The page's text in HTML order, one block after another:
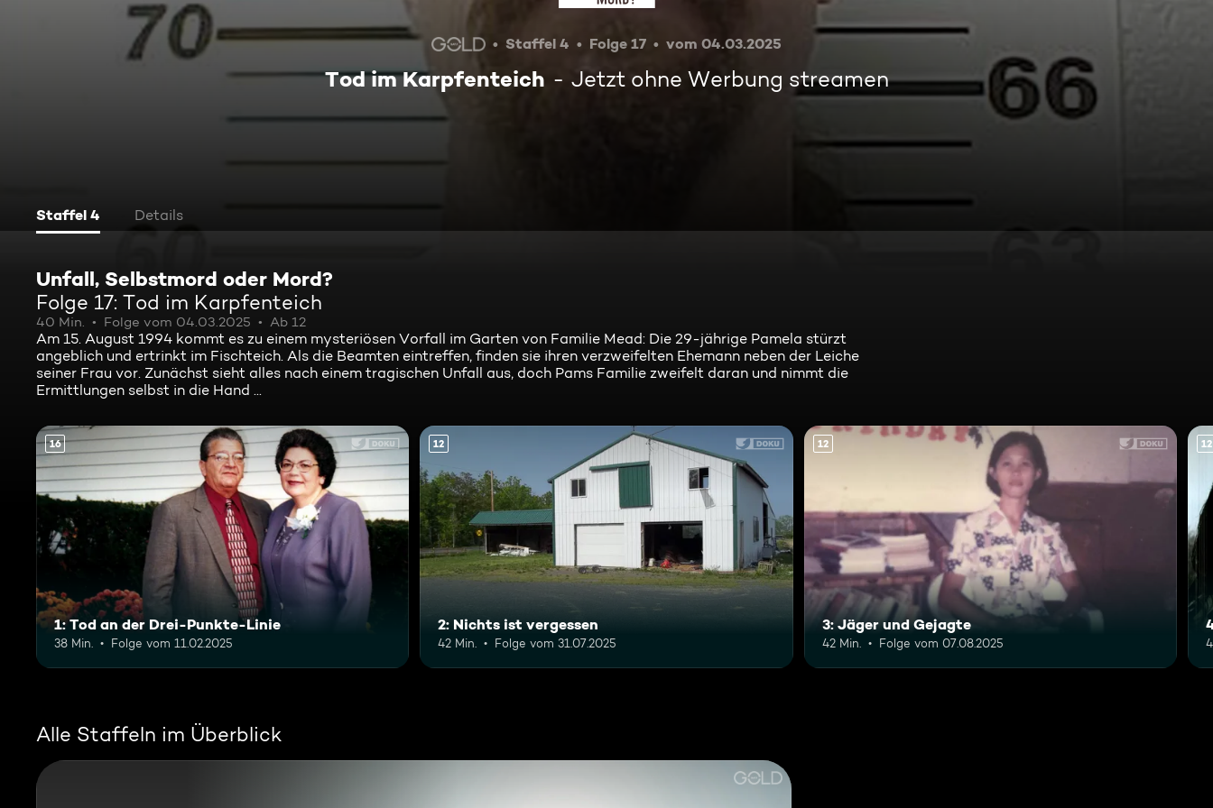
Staffel 4 Folge 17 vom 04.03.2025
Tod im Karpfenteich Jetzt ohne Werbung streamen
Staffel 4 Details
Unfall, Selbstmord oder Mord?
Folge 17: Tod im Karpfenteich
40 Min. Folge vom 04.03.2025 Ab 12
Am 15. August 1994 kommt es zu einem mysteriösen Vorfall im Garten von Familie Mead: Die 29-jährige Pamela stürzt
angeblich und ertrinkt im Fischteich. Als die Beamten eintreffen, finden sie ihren verzweifelten Ehemann neben der Leiche
seiner Frau vor. Zunächst sieht alles nach einem tragischen Unfall aus, doch Pams Familie zweifelt daran und nimmt die
Ermittlungen selbst in die Hand ...
16
1: Tod an der Drei-Punkte-Linie
38 Min. Folge vom 11.02.2025
12
2: Nichts ist vergessen
42 Min. Folge vom 31.07.2025
12
3: Jäger und Gejagte
42 Min. Folge vom 07.08.2025
12
Alle Staffeln im Überblick